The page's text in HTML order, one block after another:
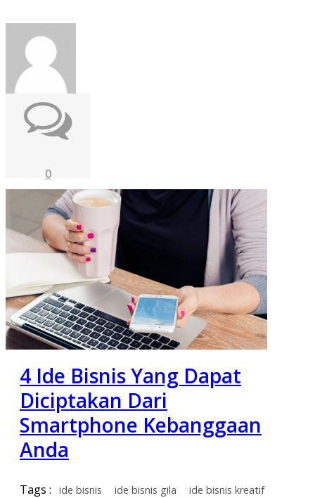
0
4 Ide Bisnis Yang Dapat
Diciptakan Dari
Smartphone Kebanggaan
Anda
Tags : ide bisnis ide bisnis gila ide bisnis kreatif